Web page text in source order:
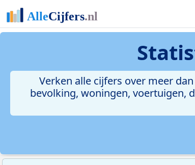
Verken alle cijfers over meer
bevolking, woningen, voertuigen,